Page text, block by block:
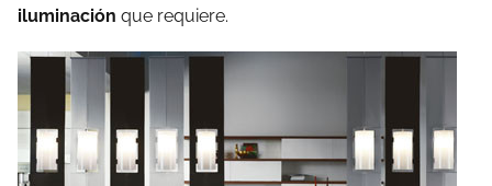
iluminación que requiere.